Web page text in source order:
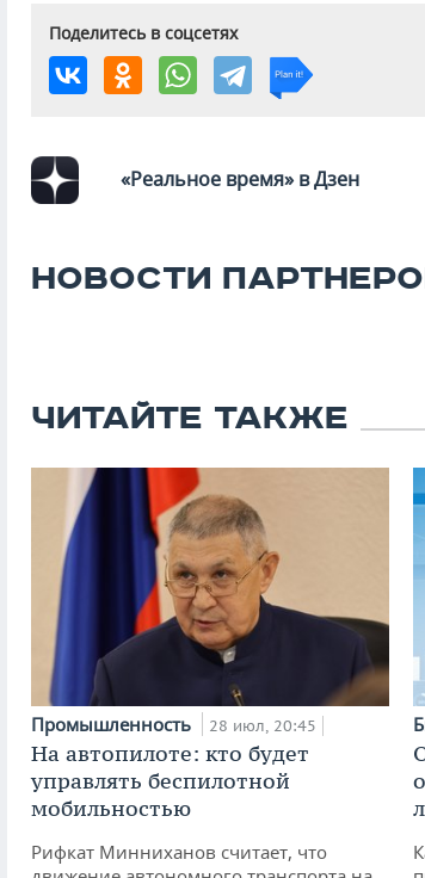
Поделитесь в соцсетях
«Реальное время» в Дзен
НОВОСТИ
ЧИТАЙТЕ ТАКЖЕ
Промышленность 28 июл, 20:45
На автопилоте: кто будет
управлять беспилотной
мобильностью
Рифкат Минниханов считает, что